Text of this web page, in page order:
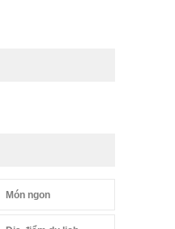
Món ngon